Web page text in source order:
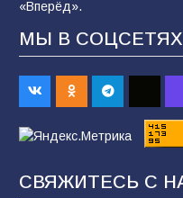
В детском саду №
строительные
спортивного
07.08.2026
«Слухами Москву
«Вперёд».
МЫ В СОЦСЕТЯХ
СВЯЖИТЕСЬ С